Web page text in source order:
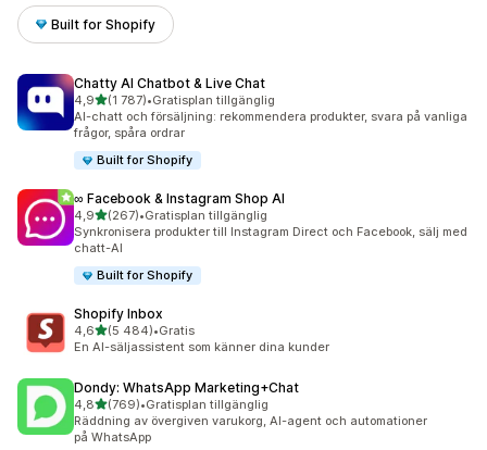
Built for Shopify
Chatty AI Chatbot & Live Chat
4,9av 5 stjärnor
(1 787)
1787 recensioner totalt
•Gratisplan tillgänglig
AI-chatt och försäljning: rekommendera produkter, svara på vanliga
frågor, spåra ordrar
Built for Shopify
∞ Facebook & Instagram Shop AI
4,9av 5 stjärnor
(267)
267 recensioner totalt
•Gratisplan tillgänglig
Synkronisera produkter till Instagram Direct och Facebook, sälj med
chatt-AI
Built for Shopify
Shopify Inbox
4,6av 5 stjärnor
(5 484)
5484 recensioner totalt
•Gratis
En AI-säljassistent som känner dina kunder
Dondy: WhatsApp Marketing+Chat
4,8av 5 stjärnor
(769)
769 recensioner totalt
•Gratisplan tillgänglig
Räddning av övergiven varukorg, AI-agent och automationer
på WhatsApp